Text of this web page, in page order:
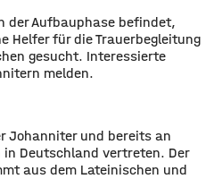
der Aufbauphase befindet,
Helfer für die Trauerbegleitung
gesucht. Interessierte
melden.
Johanniter und bereits an
Deutschland vertreten. Der
aus dem Lateinischen und